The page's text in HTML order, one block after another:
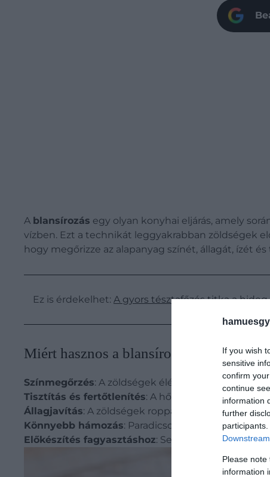
If you wish
sensitive
confirm
continue
information
further
Please
information
A blansírozás egy olyan konyhai eljárás, amely
vízben. Ezt a technikát leggyakrabban zöldségek
hogy megőrizze az alapanyag színét, állagát, ízét
Ez is érdekelhet: A gyors tésztafőzés titka a hideg
Miért hasznos a blansírozás?
Színmegőrzés: A zöldségek élénk színűek
Tisztítás és fertőtlenítés: A hő hatására a felületi
Állagjavítás: A zöldségek roppanósak maradnak,
Könnyebb hámozás: Paradicsom vagy őszibarack
Előkészítés fagyasztáshoz: Segít megőrizni a